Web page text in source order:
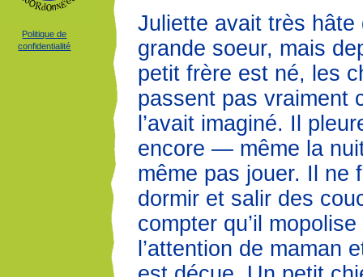
Politique de
confidentialité
Juliette avait très hâte
grande soeur, mais
petit frère est né, les
passent pas vraiment
l’avait imaginé. Il
encore — même la
même pas jouer. Il ne
dormir et salir des
compter qu’il
l’attention de maman